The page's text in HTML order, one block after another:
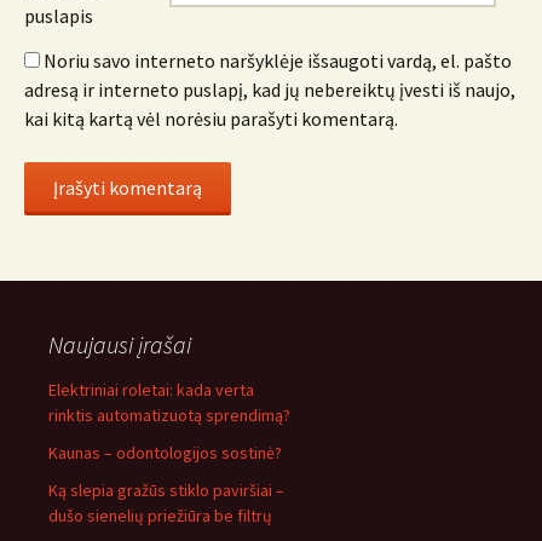
puslapis
Noriu savo interneto naršyklėje išsaugoti vardą, el. pašto
adresą ir interneto puslapį, kad jų nebereiktų įvesti iš naujo,
kai kitą kartą vėl norėsiu parašyti komentarą.
Naujausi įrašai
Elektriniai roletai: kada verta
rinktis automatizuotą sprendimą?
Kaunas – odontologijos sostinė?
Ką slepia gražūs stiklo paviršiai –
dušo sienelių priežiūra be filtrų